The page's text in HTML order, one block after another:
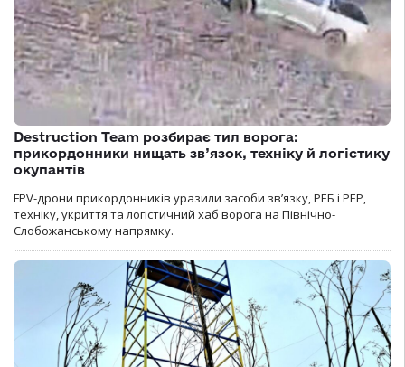
Destruction Team розбирає тил ворога:
прикордонники нищать зв’язок, техніку й логістику
окупантів
FPV-дрони прикордонників уразили засоби зв’язку, РЕБ і РЕР,
техніку, укриття та логістичний хаб ворога на Північно-
Слобожанському напрямку.